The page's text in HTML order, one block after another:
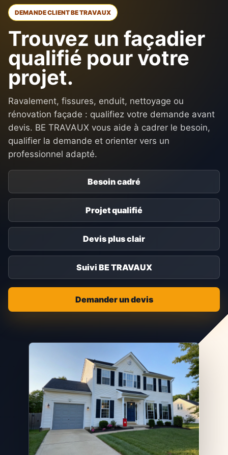
DEMANDE CLIENT BE TRAVAUX
Trouvez un façadier
qualifié pour votre
projet.
Ravalement, fissures, enduit, nettoyage ou
rénovation façade : qualifiez votre demande avant
devis. BE TRAVAUX vous aide à cadrer le besoin,
qualifier la demande et orienter vers un
professionnel adapté.
Besoin cadré
Projet qualifié
Devis plus clair
Suivi BE TRAVAUX
Demander un devis